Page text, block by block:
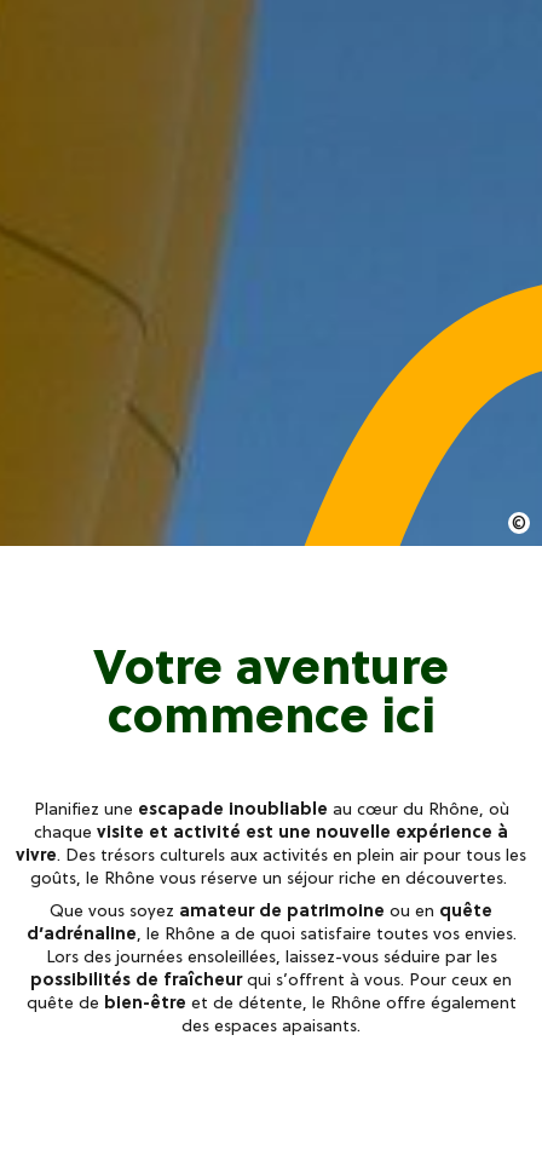
Votre aventure
commence ici
Planifiez une escapade inoubliable au cœur du Rhône, où
chaque visite et activité est une nouvelle expérience à
vivre. Des trésors culturels aux activités en plein air pour tous les
goûts, le Rhône vous réserve un séjour riche en découvertes.
Que vous soyez amateur de patrimoine ou en quête
d’adrénaline, le Rhône a de quoi satisfaire toutes vos envies.
Lors des journées ensoleillées, laissez-vous séduire par les
possibilités de fraîcheurqui s’offrent à vous. Pour ceux en
quête de bien-être et de détente, le Rhône offre également
des espaces apaisants.